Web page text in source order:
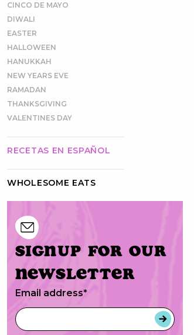
CINCO DE MAYO
DIWALI
EASTER
HALLOWEEN
HANUKKAH
NEW YEARS EVE
RAMADAN
THANKSGIVING
VALENTINES DAY
RECETAS EN ESPAÑOL
WHOLESOME EATS
Signup for our
newsletter
Email address*